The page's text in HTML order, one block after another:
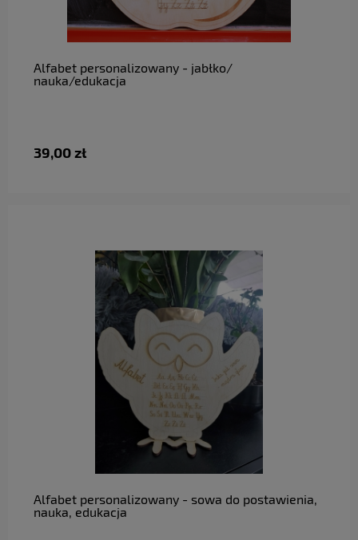
Alfabet personalizowany - jabłko/
nauka/edukacja
39,00 zł
do koszyka
Alfabet personalizowany - sowa do postawienia,
nauka, edukacja
do koszyka